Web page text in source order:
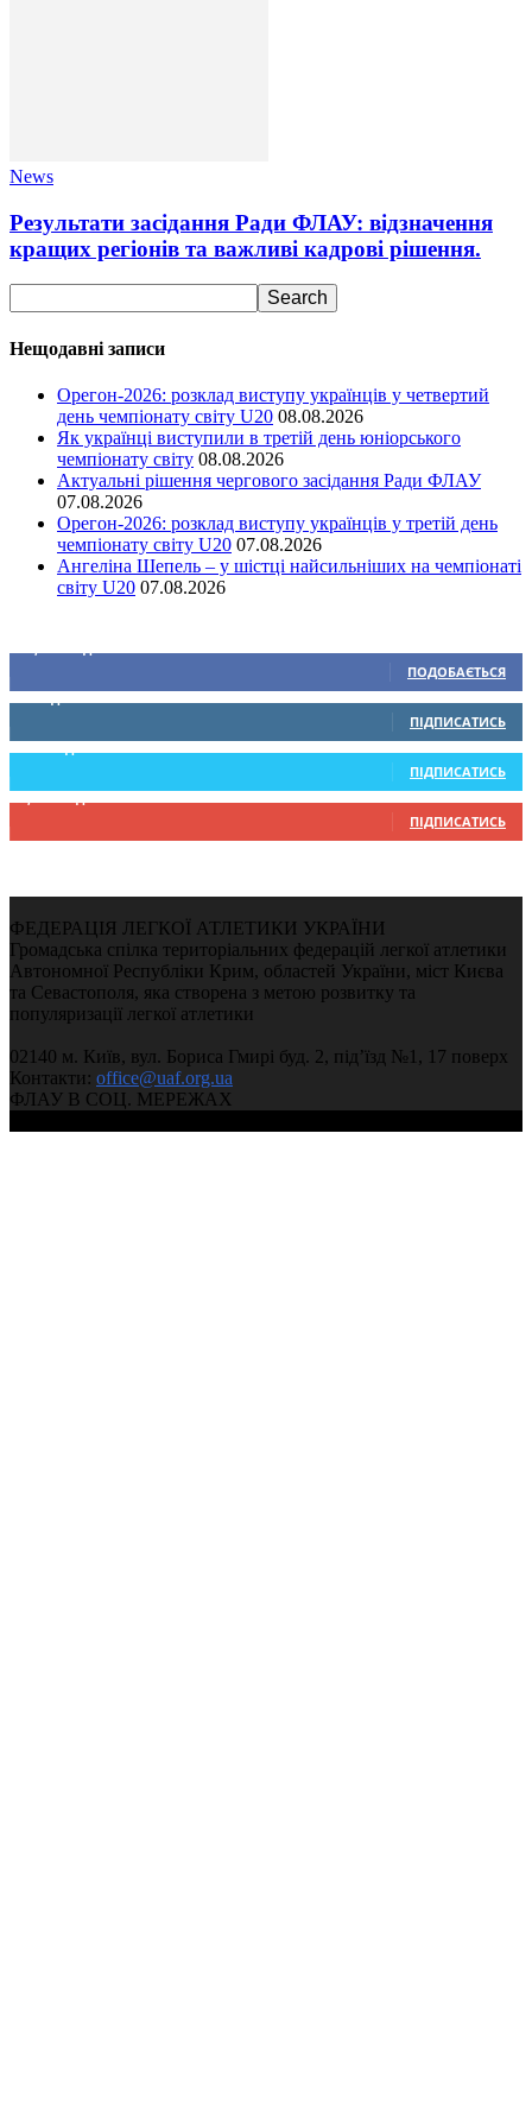
News
Результати засідання Ради ФЛАУ: відзначення
кращих регіонів та важливі кадрові рішення.
Нещодавні записи
Орегон-2026: розклад виступу українців у четвертий
день чемпіонату світу U20 08.08.2026
Як українці виступили в третій день юніорського
чемпіонату світу 08.08.2026
Актуальні рішення чергового засідання Ради ФЛАУ
07.08.2026
Орегон-2026: розклад виступу українців у третій день
чемпіонату світу U20 07.08.2026
Ангеліна Шепель – у шістці найсильніших на чемпіонаті
світу U20 07.08.2026
ПОДОБАЄТЬСЯ
0 Підписників
ПІДПИСАТИСЬ
234 Підписників
ПІДПИСАТИСЬ
9,370 Підписників
ПІДПИСАТИСЬ
ФЕДЕРАЦІЯ ЛЕГКОЇ АТЛЕТИКИ УКРАЇНИ
Громадська спілка територіальних федерацій легкої атлетики
Автономної Республіки Крим, областей України, міст Києва
та Севастополя, яка створена з метою розвитку та
популяризації легкої атлетики
02140 м. Київ, вул. Бориса Гмирі буд. 2, під’їзд №1, 17 поверх
Контакти: office@uaf.org.ua
ФЛАУ В СОЦ. МЕРЕЖАХ